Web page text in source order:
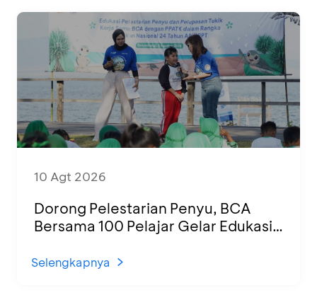
10 Agt 2026
Dorong Pelestarian Penyu, BCA
Bersama 100 Pelajar Gelar Edukasi
Selengkapnya